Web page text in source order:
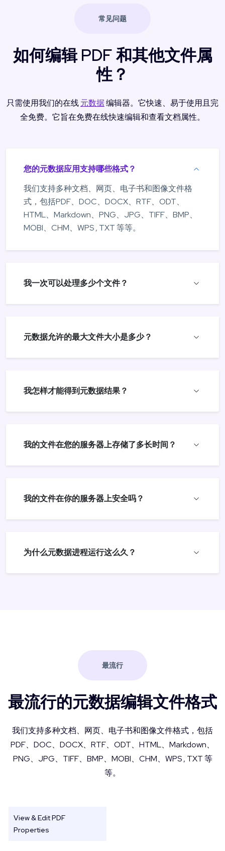
常见问题
如何编辑 PDF 和其他文件属
性？
只需使用我们的在线元数据编辑器。它快速、易于使用且完
全免费。它旨在免费在线快速编辑和查看文档属性。
您的元数据应用支持哪些格式？
我们支持多种文档、网页、电子书和图像文件格
式，包括PDF、DOC、DOCX、RTF、ODT、
HTML、Markdown、PNG、JPG、TIFF、BMP、
MOBI、CHM、WPS , TXT 等等。
我一次可以处理多少个文件？
元数据允许的最大文件大小是多少？
我怎样才能得到元数据结果？
我的文件在您的服务器上存储了多长时间？
我的文件在你的服务器上安全吗？
为什么元数据进程运行这么久？
最流行
最流行的元数据编辑文件格式
我们支持多种文档、网页、电子书和图像文件格式，包括
PDF、DOC、DOCX、RTF、ODT、HTML、Markdown、
PNG、JPG、TIFF、BMP、MOBI、CHM、WPS , TXT 等
等。
View & Edit PDF
Properties